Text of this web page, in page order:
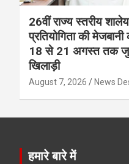
26वीं राज्य स्तरीय
प्रतियोगिता की मेजबानी
18 से 21 अगस्त तक
खिलाड़ी
August 7, 2026 News
हमारे बारे में